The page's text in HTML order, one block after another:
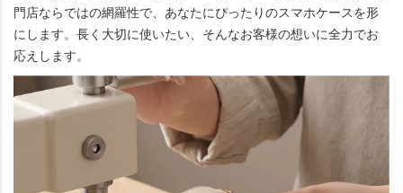
門店ならではの網羅性で、あなたにぴったりのスマホケースを形
にします。長く大切に使いたい、そんなお客様の想いに全力でお
応えします。